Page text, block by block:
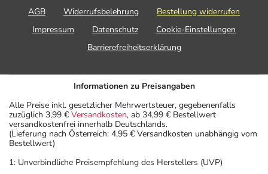
AGB Widerrufsbelehrung
Bestellung widerrufen
Impressum
Datenschutz
Cookie-Einstellungen
Barrierefreiheitserklärung
Informationen zu Preisangaben
Alle Preise inkl. gesetzlicher Mehrwertsteuer, gegebenenfalls
zuzüglich 3,99 € Versandkosten, ab 34,99 € Bestellwert
versandkostenfrei innerhalb Deutschlands.
(Lieferung nach Österreich: 4,95 € Versandkosten unabhängig vom
Bestellwert)
1: Unverbindliche Preisempfehlung des Herstellers (UVP)